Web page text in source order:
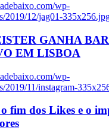
wp-
2019/12/jag01-
GANHA BAR
EM LISBOA
wp-
2019/11/instagram-
fim dos Likes e o